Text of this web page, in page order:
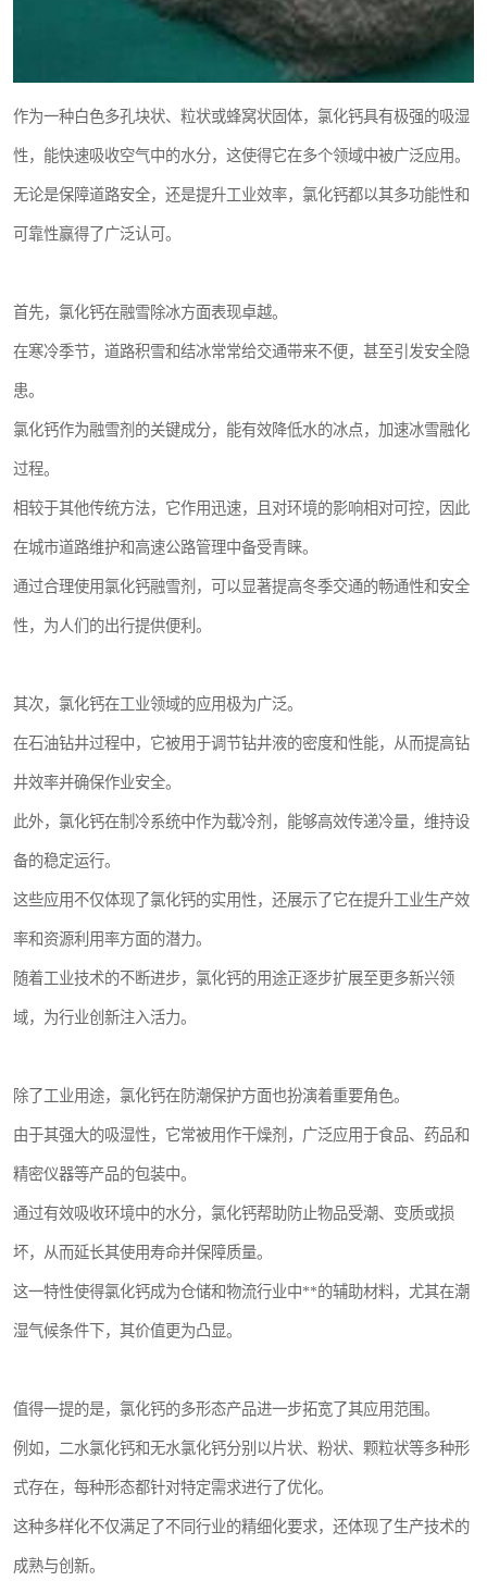
作为一种白色多孔块状、粒状或蜂窝状固体，氯化钙具有极强的吸湿
性，能快速吸收空气中的水分，这使得它在多个领域中被广泛应用。
无论是保障道路安全，还是提升工业效率，氯化钙都以其多功能性和
可靠性赢得了广泛认可。
首先，氯化钙在融雪除冰方面表现卓越。
在寒冷季节，道路积雪和结冰常常给交通带来不便，甚至引发安全隐
患。
氯化钙作为融雪剂的关键成分，能有效降低水的冰点，加速冰雪融化
过程。
相较于其他传统方法，它作用迅速，且对环境的影响相对可控，因此
在城市道路维护和高速公路管理中备受青睐。
通过合理使用氯化钙融雪剂，可以显著提高冬季交通的畅通性和安全
性，为人们的出行提供便利。
其次，氯化钙在工业领域的应用极为广泛。
在石油钻井过程中，它被用于调节钻井液的密度和性能，从而提高钻
井效率并确保作业安全。
此外，氯化钙在制冷系统中作为载冷剂，能够高效传递冷量，维持设
备的稳定运行。
这些应用不仅体现了氯化钙的实用性，还展示了它在提升工业生产效
率和资源利用率方面的潜力。
随着工业技术的不断进步，氯化钙的用途正逐步扩展至更多新兴领
域，为行业创新注入活力。
除了工业用途，氯化钙在防潮保护方面也扮演着重要角色。
由于其强大的吸湿性，它常被用作干燥剂，广泛应用于食品、药品和
精密仪器等产品的包装中。
通过有效吸收环境中的水分，氯化钙帮助防止物品受潮、变质或损
坏，从而延长其使用寿命并保障质量。
这一特性使得氯化钙成为仓储和物流行业中**的辅助材料，尤其在潮
湿气候条件下，其价值更为凸显。
值得一提的是，氯化钙的多形态产品进一步拓宽了其应用范围。
例如，二水氯化钙和无水氯化钙分别以片状、粉状、颗粒状等多种形
式存在，每种形态都针对特定需求进行了优化。
这种多样化不仅满足了不同行业的精细化要求，还体现了生产技术的
成熟与创新。